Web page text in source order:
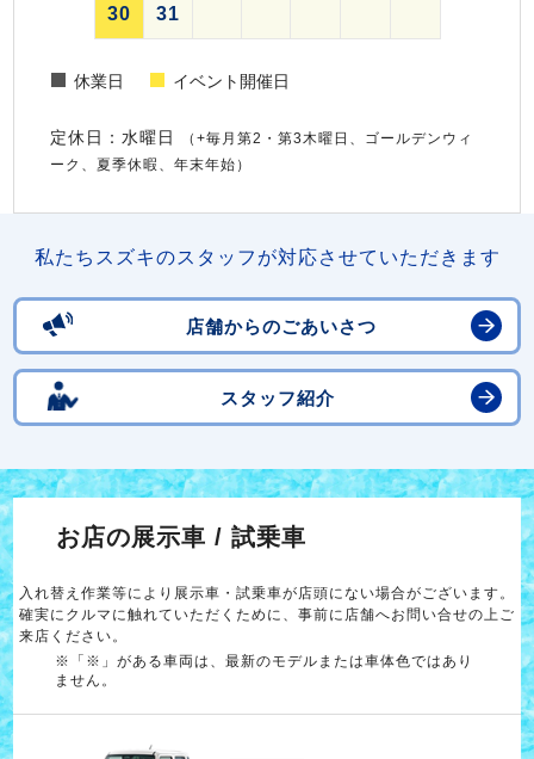
30 31
休業日 イベント開催日
定休日：水曜日
（+毎月第2・第3木曜日、ゴールデンウィ
ーク、夏季休暇、年末年始）
私たちスズキのスタッフが対応させていただきます
店舗からのごあいさつ
スタッフ紹介
お店の展示車 / 試乗車
入れ替え作業等により展示車・試乗車が店頭にない場合がございます。
確実にクルマに触れていただくために、事前に店舗へお問い合せの上ご
来店ください。
※「※」がある車両は、最新のモデルまたは車体色ではあり
ません。